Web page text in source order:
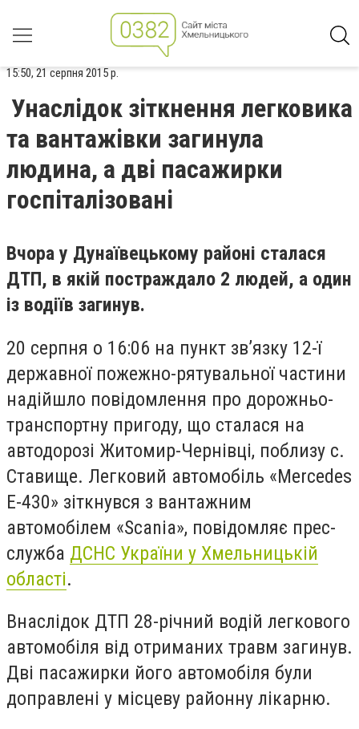
15:50, 21 серпня 2015 р.
Унаслідок зіткнення легковика
та вантажівки загинула
людина, а дві пасажирки
госпіталізовані
Вчора у Дунаївецькому районі сталася
ДТП, в якій постраждало 2 людей, а один
із водіїв загинув.
20 серпня о 16:06 на пункт зв’язку 12-ї
державної пожежно-рятувальної частини
надійшло повідомлення про дорожньо-
транспортну пригоду, що сталася на
автодорозі Житомир-Чернівці, поблизу с.
Ставище. Легковий автомобіль «Mercedes
E-430» зіткнувся з вантажним
автомобілем «Scania», повідомляє прес-
служба ДСНС України у Хмельницькій
області.
Внаслідок ДТП 28-річний водій легкового
автомобіля від отриманих травм загинув.
Дві пасажирки його автомобіля були
доправлені у місцеву районну лікарню.